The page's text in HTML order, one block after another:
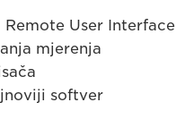
User Interface
mjerenja
softver